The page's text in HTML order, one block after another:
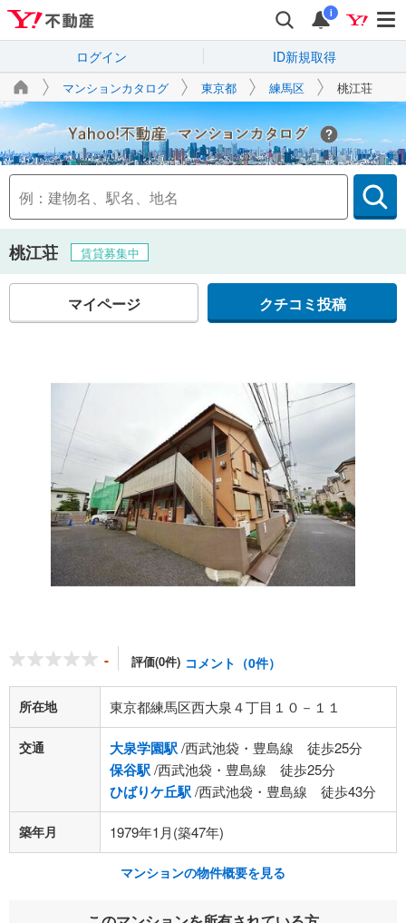
i
ログイン ID新規取得
マンションカタログ 東京都 練馬区 桃江荘
Yahoo!不動産
桃江荘 賃貸募集中
マイページ クチコミ投稿
- 評価(0件) コメント（0件）
所在地 東京都練馬区西大泉４丁目１０－１１
交通 大泉学園駅/西武池袋・豊島線 徒歩25分
保谷駅/西武池袋・豊島線 徒歩25分
ひばりケ丘駅/西武池袋・豊島線 徒歩43分
築年月 1979年1月(築47年)
マンションの物件概要を見る